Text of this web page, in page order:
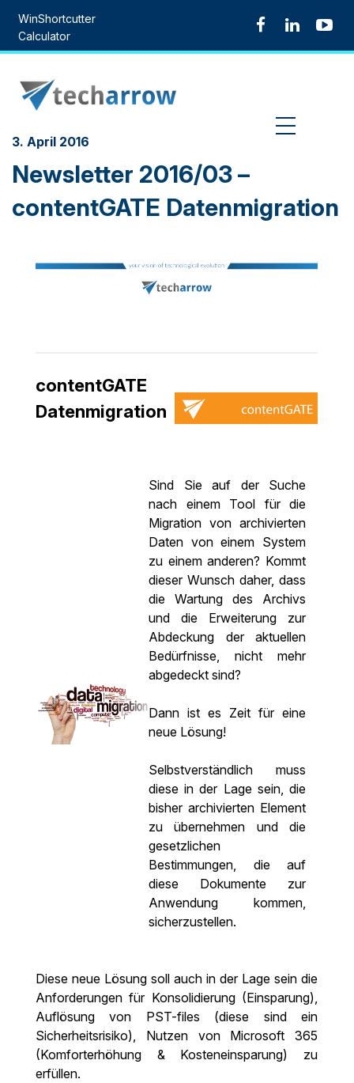
content
WinShortcutter
Calculator
3. April 2016
Newsletter 2016/03 –
contentGATE Datenmigration
contentGATE
Datenmigration
Sind Sie auf der Suche
nach einem Tool für die
Migration von archivierten
Daten von einem System
zu einem anderen? Kommt
dieser Wunsch daher, dass
die Wartung des Archivs
und die Erweiterung zur
Abdeckung der aktuellen
Bedürfnisse, nicht mehr
abgedeckt sind?
Dann ist es Zeit für eine
neue Lösung!
Selbstverständlich muss
diese in der Lage sein, die
bisher archivierten Element
zu übernehmen und die
gesetzlichen
Bestimmungen, die auf
diese Dokumente zur
Anwendung kommen,
sicherzustellen.
Diese neue Lösung soll auch in der Lage sein die
Anforderungen für Konsolidierung (Einsparung),
Auflösung von PST-files (diese sind ein
Sicherheitsrisiko), Nutzen von Microsoft 365
(Komforterhöhung & Kosteneinsparung) zu
erfüllen.